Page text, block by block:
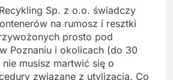
Sp. z o.o. świadczy
na rumosz i resztki
prosto pod
Poznaniu i okolicach (do 30
musisz martwić się o
związane z utylizacją. Co